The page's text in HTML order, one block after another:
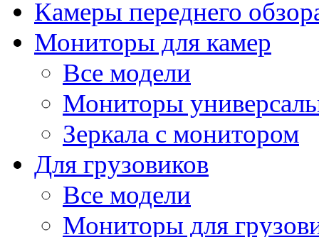
Камеры переднего
Мониторы для камер
Все модели
Мониторы
Зеркала с монитором
Для грузовиков
Все модели
Мониторы для